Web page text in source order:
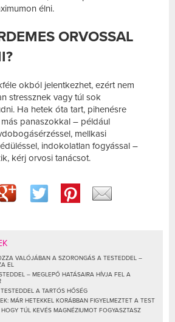
élni.
ORVOSSAL
okból jelentkezhet, ezért nem
stressznek vagy túl sok
Ha hetek óta tart, pihenésre
panaszokkal – például
mellkasi
indokolatlan fogyással –
kérj orvosi tanácsot.
VALÓJÁBAN A SZORONGÁS A TESTEDDEL –
EL
– MEGLEPŐ HATÁSAIRA HÍVJA FEL A
A TARTÓS HŐSÉG
MÁR HETEKKEL KORÁBBAN FIGYELMEZTET A TEST
TÚL KEVÉS MAGNÉZIUMOT FOGYASZTASZ